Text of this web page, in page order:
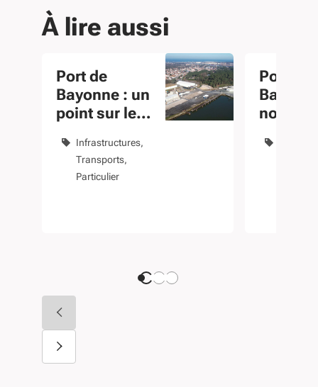
À lire aussi
Port de
Bayonne : un
point sur les
Infrastructures
Transports
Particulier
Port de